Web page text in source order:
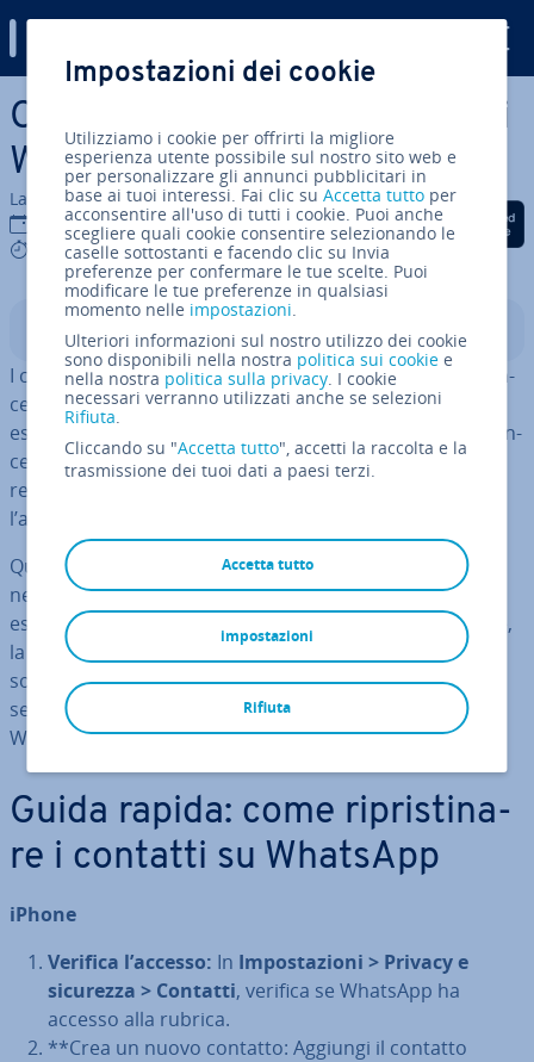
Vai al contenuto prin­ci­pa­le
Come re­cu­pe­ra­re i contatti di
WhatsApp
La redazione di IONOS
29 ott 2025
8 mins
Condividi via Facebook
Condividi via Twitter
Condividi via
Indice
I contatti WhatsApp possono sparire oppure venire can­
cel­la­ti o bloccati. Icontatti WhatsApp bloccatipossono
essere riat­ti­va­ti fa­cil­men­te. Per ri­pri­sti­na­re i contatti can­
cel­la­ti, invece, sarà ne­ces­sa­rio sin­cro­niz­za­re WhatsApp,
re­gi­stra­re nuo­va­men­te i numeri di telefono o ve­ri­fi­ca­re
l’accesso alla rubrica del telefono.
Quando i nomi e i numeri di telefono non appaiono più
nella lista dei contatti di WhatsApp, i motivi possono
essere numerosi: sono stati can­cel­la­ti inav­ver­ti­ta­men­te,
la sin­cro­niz­za­zio­ne non è andata a buon fine, i contatti
sono stati bloccati o la lista dei contatti è errata. Di
seguito ti mostriamo come ri­pri­sti­na­re i contatti
WhatsApp.
Guida rapida: come ri­pri­sti­na­
re i contatti su WhatsApp
iPhone
Verifica l’accesso: In Im­po­sta­zio­ni > Privacy e
sicurezza > Contatti, verifica se WhatsApp ha
accesso alla rubrica.
**Crea un nuovo contatto: Aggiungi il contatto
Impostazioni dei cookie
Utilizziamo i cookie per offrirti la migliore
esperienza utente possibile sul nostro sito web e
per personalizzare gli annunci pubblicitari in
base ai tuoi interessi. Fai clic suAccetta tutto per
acconsentire all'uso di tutti i cookie. Puoi anche
scegliere quali cookie consentire selezionando le
caselle sottostanti e facendo clic su Invia
preferenze per confermare le tue scelte. Puoi
modificare le tue preferenze in qualsiasi
momento nelle impostazioni.
Ulteriori informazioni sul nostro utilizzo dei cookie
sono disponibili nella nostra politica sui cookie e
nella nostra politica sulla privacy. I cookie
necessari verranno utilizzati anche se selezioni
Rifiuta.
Cliccando su "Accetta tutto", accetti la raccolta e la
trasmissione dei tuoi dati a paesi terzi.
Accetta tutto
Rifiuta
impostazioni